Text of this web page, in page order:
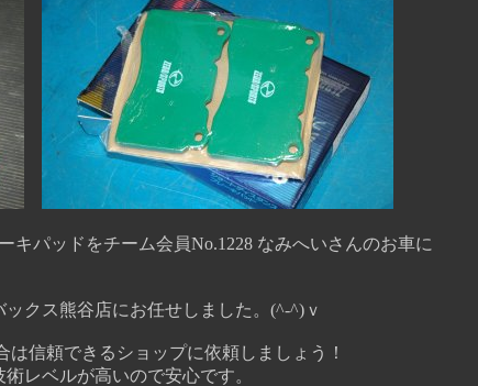
パッドをチーム会員No.1228 なみへいさんのお車に
クス熊谷店にお任せしました。(^-^)ｖ
頼できるショップに依頼しましょう！
ベルが高いので安心です。